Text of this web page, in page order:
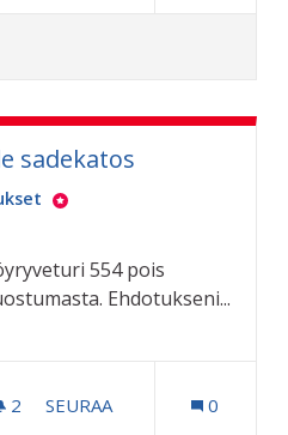
sadekatos
554 pois
Ehdotukseni...
Puistot ja luonto
2 2 SEURAAJAA
SEURAA 0